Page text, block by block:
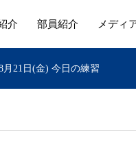
介 部員紹介 メディ
月21日(金) 今日の練習